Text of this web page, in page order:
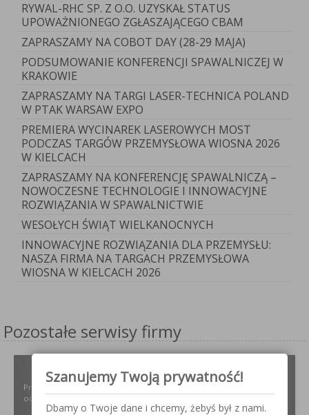
RYWAL-RHC SP. Z O.O. UZYSKAŁ STATUS
UPOWAŻNIONEGO ZGŁASZAJĄCEGO CBAM
ZAPRASZAMY NA COBOT DAY (28-29 MAJA)
PODSUMOWANIE KONFERENCJI SPAWALNICZEJ W
KRAKOWIE
ZAPRASZAMY NA TARGI LASER-TECHNICA POLAND
W PTAK WARSAW EXPO
PREMIERA WYCINAREK LASEROWYCH MOST
PODCZAS TARGÓW PRZEMYSŁOWA WIOSNA 2026
W KIELCACH
ZAPRASZAMY NA KONFERENCJĘ SPAWALNICZĄ –
NOWOCZESNE TECHNOLOGIE I INNOWACYJNE
ROZWIĄZANIA W SPAWALNICTWIE
WESOŁYCH ŚWIĄT WIELKANOCNYCH
INNOWACYJNE ROZWIĄZANIA DLA PRZEMYSŁU:
NASZA FIRMA NA TARGACH PRZEMYSŁOWA
WIOSNA W KIELCACH 2026
Pozostałe serwisy firmy
Projektowanie i dobór, montaż, serwis instalacji i urządzeń
odpylających dla różnych gałęzi przemysłu.
Szanujemy Twoją prywatność!
Dbamy o Twoje dane i chcemy, żebyś był z nami.